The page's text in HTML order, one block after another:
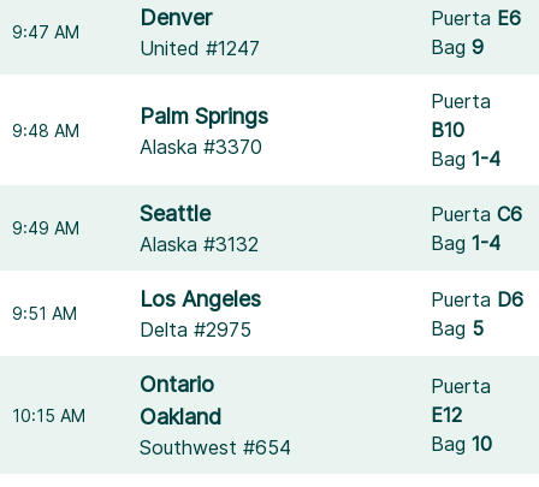
9:47 AM
Denver
United #1247
Puerta E6
Bag9
9:48 AM
Palm Springs
Alaska #3370
Puerta
B10
Bag1-4
9:49 AM
Seattle
Alaska #3132
PuertaC6
Bag1-4
9:51 AM
Los Angeles
Delta #2975
Puerta D6
Bag 5
10:15 AM
Ontario
Oakland
Southwest #654
Puerta
E12
Bag10